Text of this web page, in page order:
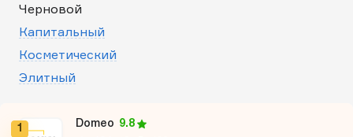
Черновой
Капитальный
Косметический
Элитный
1 Domeo 9.8